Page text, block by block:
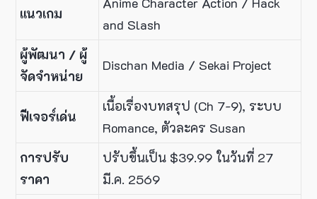
แนวเกม
and Slash
ผู้พัฒนา / ผู้
จัดจำหน่าย
Dischan Media / Sekai Project
ฟีเจอร์เด่น
เนื้อเรื่องบทสรุป (Ch 7-9), ระบบ
Romance, ตัวละคร Susan
การปรับ
ราคา
ปรับขึ้นเป็น $39.99 ในวันที่ 27
มี.ค. 2569